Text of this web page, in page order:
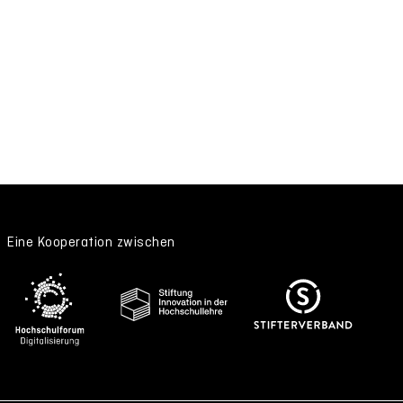
Eine Kooperation zwischen